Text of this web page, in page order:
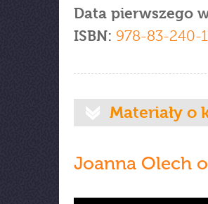
Data pierwszego
ISBN: 978-83-240-
Materiały o
Joanna Olech